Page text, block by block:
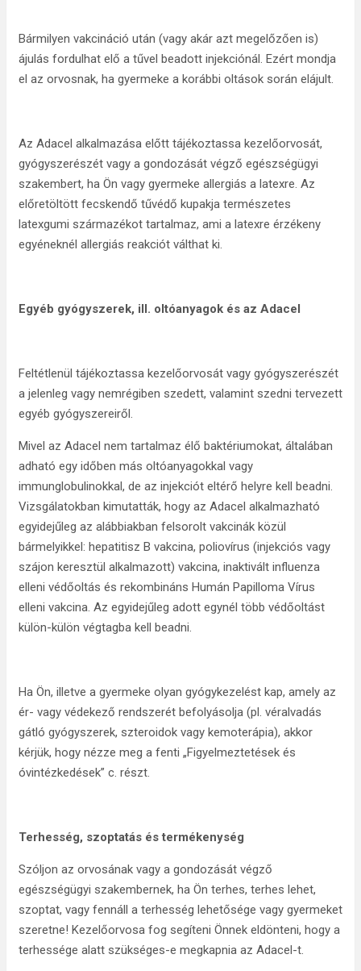
Bármilyen vakcináció után (vagy akár azt megelőzően is)
ájulás fordulhat elő a tűvel beadott injekciónál. Ezért mondja
el az orvosnak, ha gyermeke a korábbi oltások során elájult.
Az Adacel alkalmazása előtt tájékoztassa kezelőorvosát,
gyógyszerészét vagy a gondozását végző egészségügyi
szakembert, ha Ön vagy gyermeke allergiás a latexre. Az
előretöltött fecskendő tűvédő kupakja természetes
latexgumi származékot tartalmaz, ami a latexre érzékeny
egyéneknél allergiás reakciót válthat ki.
Egyéb gyógyszerek, ill. oltóanyagok és az Adacel
Feltétlenül tájékoztassa kezelőorvosát vagy gyógyszerészét
a jelenleg vagy nemrégiben szedett, valamint szedni tervezett
egyéb gyógyszereiről.
Mivel az Adacel nem tartalmaz élő baktériumokat, általában
adható egy időben más oltóanyagokkal vagy
immunglobulinokkal, de az injekciót eltérő helyre kell beadni.
Vizsgálatokban kimutatták, hogy az Adacel alkalmazható
egyidejűleg az alábbiakban felsorolt vakcinák közül
bármelyikkel: hepatitisz B vakcina, poliovírus (injekciós vagy
szájon keresztül alkalmazott) vakcina, inaktivált influenza
elleni védőoltás és rekombináns Humán Papilloma Vírus
elleni vakcina. Az egyidejűleg adott egynél több védőoltást
külön-külön végtagba kell beadni.
Ha Ön, illetve a gyermeke olyan gyógykezelést kap, amely az
ér- vagy védekező rendszerét befolyásolja (pl. véralvadás
gátló gyógyszerek, szteroidok vagy kemoterápia), akkor
kérjük, hogy nézze meg a fenti „Figyelmeztetések és
óvintézkedések” c. részt.
Terhesség, szoptatás és termékenység
Szóljon az orvosának vagy a gondozását végző
egészségügyi szakembernek, ha Ön terhes, terhes lehet,
szoptat, vagy fennáll a terhesség lehetősége vagy gyermeket
szeretne! Kezelőorvosa fog segíteni Önnek eldönteni, hogy a
terhessége alatt szükséges-e megkapnia az Adacel-t.